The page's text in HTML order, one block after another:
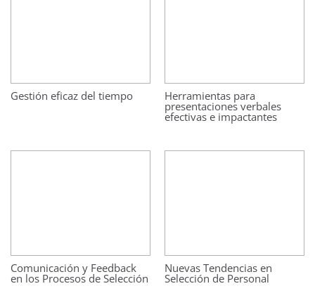
Gestión eficaz del tiempo Herramientas para
presentaciones verbales
efectivas e impactantes
Comunicación y Feedback
en los Procesos de Selección
Nuevas Tendencias en
Selección de Personal